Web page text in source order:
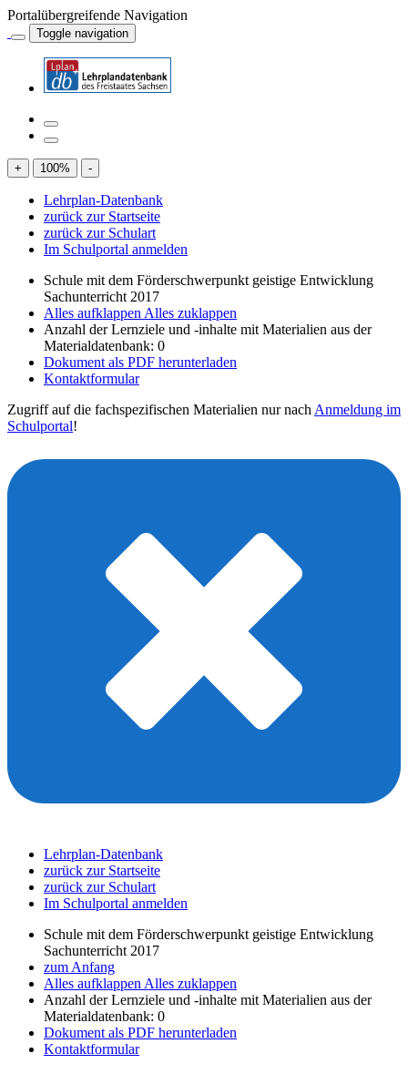
Portalübergreifende Navigation
Toggle navigation
+ 100% -
Lehrplan-Datenbank
zurück zur Startseite
zurück zur Schulart
Im Schulportal anmelden
Schule mit dem Förderschwerpunkt geistige Entwicklung
Sachunterricht 2017
Alles aufklappen Alles zuklappen
Anzahl der Lernziele und -inhalte mit Materialien aus der
Materialdatenbank: 0
Dokument als PDF herunterladen
Kontaktformular
Zugriff auf die fachspezifischen Materialien nur nach Anmeldung im
Schulportal!
Lehrplan-Datenbank
zurück zur Startseite
zurück zur Schulart
Im Schulportal anmelden
Schule mit dem Förderschwerpunkt geistige Entwicklung
Sachunterricht 2017
zum Anfang
Alles aufklappen Alles zuklappen
Anzahl der Lernziele und -inhalte mit Materialien aus der
Materialdatenbank: 0
Dokument als PDF herunterladen
Kontaktformular